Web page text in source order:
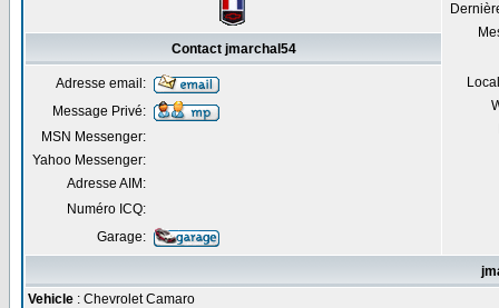
Contact jmarchal54
Adresse email:
Message Privé:
MSN Messenger:
Yahoo Messenger:
Adresse AIM:
Numéro ICQ:
Garage:
Vehicle : Chevrolet Camaro